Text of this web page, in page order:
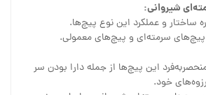
شیروانی:
ساختار و عملکرد این نوع پیچ‌ها.
سرمته‌ای و پیچ‌های معمولی.
این پیچ‌ها از جمله دارا بودن سر
خود.